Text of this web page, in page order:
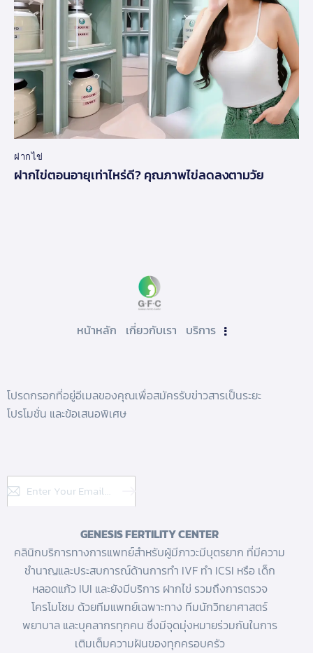
ฝากไข่
ฝากไข่ตอนอายุเท่าไหร่ดี? คุณภาพไข่ลดลงตามวัย
หน้าหลัก เกี่ยวกับเรา บริการ
โปรดกรอกที่อยู่อีเมลของคุณเพื่อสมัครรับข่าวสารเป็นระยะ
โปรโมชั่น และข้อเสนอพิเศษ
Subscribe
GENESIS FERTILITY CENTER
คลินิกบริการทางการแพทย์สำหรับผู้มีภาวะมีบุตรยาก ที่มีความ
ชำนาญและประสบการณ์ด้านการทํา IVF ทำ ICSI หรือ เด็ก
หลอดแก้วIUI และยังมีบริการ ฝากไข่ รวมถึงการตรวจ
โครโมโซม ด้วยทีมแพทย์เฉพาะทาง ทีมนักวิทยาศาสตร์
พยาบาล และบุคลากรทุกคน ซึ่งมีจุดมุ่งหมายร่วมกันในการ
เติมเต็มความฝันของทุกครอบครัว